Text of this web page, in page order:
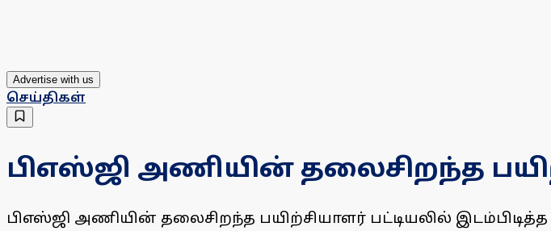
Advertise with us
செய்திகள்
பிஎஸ்ஜி அணியின் தலைசிறந்த
பிஎஸ்ஜி அணியின் தலைசிறந்த பயிற்சியாளர் பட்டியலில் இடம்பிடித்த